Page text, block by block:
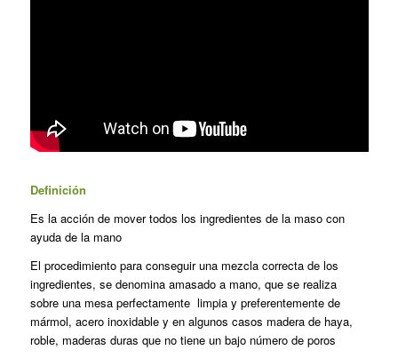
Definición
Es la acción de mover todos los ingredientes de la maso con
ayuda de la mano
El procedimiento para conseguir una mezcla correcta de los
ingredientes, se denomina amasado a mano, que se realiza
sobre una mesa perfectamente limpia y preferentemente de
mármol, acero inoxidable y en algunos casos madera de haya,
roble, maderas duras que no tiene un bajo número de poros